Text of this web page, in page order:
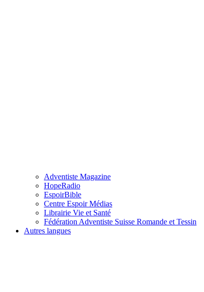
Adventiste Magazine
HopeRadio
EspoirBible
Centre Espoir Médias
Librairie Vie et Santé
Fédération Adventiste Suisse Romande et Tessin
Autres langues